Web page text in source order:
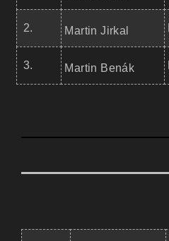
2. Martin Jirkal
3. Martin Benák